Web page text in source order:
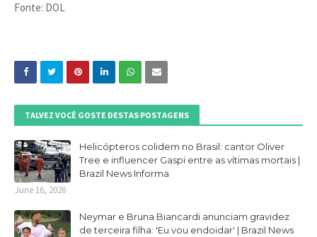
Fonte: DOL
TALVEZ VOCÊ GOSTE DESTAS POSTAGENS
Helicópteros colidem no Brasil: cantor Oliver
Tree e influencer Gaspi entre as vítimas mortais |
Brazil News Informa
June 16, 2026
Neymar e Bruna Biancardi anunciam gravidez
de terceira filha: 'Eu vou endoidar' | Brazil News